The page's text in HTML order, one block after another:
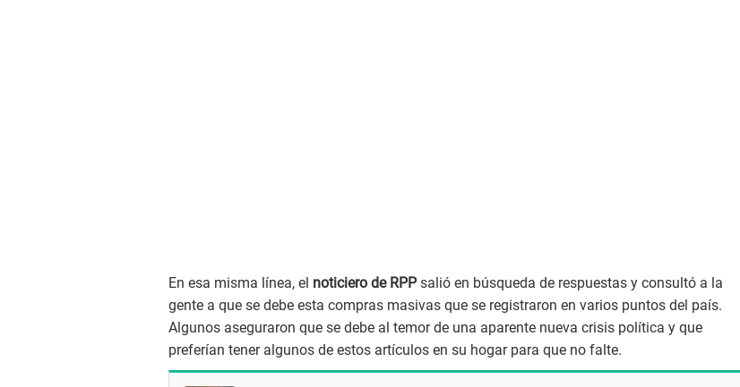
En esa misma línea, el noticiero de RPPsalió en búsqueda de respuestas y consultó a la
gente a que se debe esta compras masivas que se registraron en varios puntos del país.
Algunos aseguraron que se debe al temor de una aparente nueva crisis política y que
preferían tener algunos de estos artículos en su hogar para que no falte.